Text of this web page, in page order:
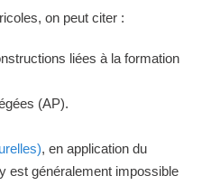
on peut citer :
liées à la formation
(AP).
, en application du
est généralement impossible